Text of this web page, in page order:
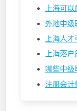
上海可
外地中级
上海人
上海落户
哪些中级
注册会计